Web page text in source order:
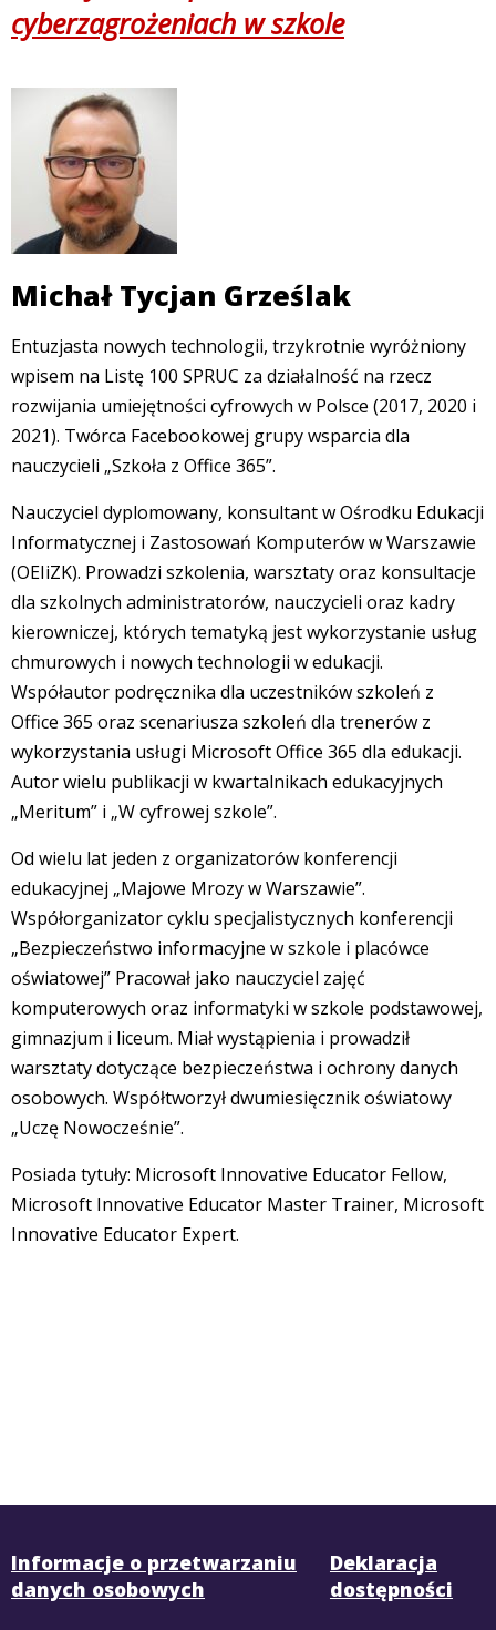
cyberzagrożeniach w szkole
Michał Tycjan Grześlak
Entuzjasta nowych technologii, trzykrotnie wyróżniony
wpisem na Listę 100 SPRUC za działalność na rzecz
rozwijania umiejętności cyfrowych w Polsce (2017, 2020 i
2021). Twórca Facebookowej grupy wsparcia dla
nauczycieli „Szkoła z Office 365”.
Nauczyciel dyplomowany, konsultant w Ośrodku Edukacji
Informatycznej i Zastosowań Komputerów w Warszawie
(OEIiZK). Prowadzi szkolenia, warsztaty oraz konsultacje
dla szkolnych administratorów, nauczycieli oraz kadry
kierowniczej, których tematyką jest wykorzystanie usług
chmurowych i nowych technologii w edukacji.
Współautor podręcznika dla uczestników szkoleń z
Office 365 oraz scenariusza szkoleń dla trenerów z
wykorzystania usługi Microsoft Office 365 dla edukacji.
Autor wielu publikacji w kwartalnikach edukacyjnych
„Meritum” i „W cyfrowej szkole”.
Od wielu lat jeden z organizatorów konferencji
edukacyjnej „Majowe Mrozy w Warszawie”.
Współorganizator cyklu specjalistycznych konferencji
„Bezpieczeństwo informacyjne w szkole i placówce
oświatowej” Pracował jako nauczyciel zajęć
komputerowych oraz informatyki w szkole podstawowej,
gimnazjum i liceum. Miał wystąpienia i prowadził
warsztaty dotyczące bezpieczeństwa i ochrony danych
osobowych. Współtworzył dwumiesięcznik oświatowy
„Uczę Nowocześnie”.
Posiada tytuły: Microsoft Innovative Educator Fellow,
Microsoft Innovative Educator Master Trainer, Microsoft
Innovative Educator Expert.
Informacje o przetwarzaniu
danych osobowych
Deklaracja
dostępności